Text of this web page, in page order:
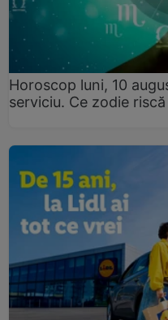
Horoscop luni, 10
serviciu. Ce zodie